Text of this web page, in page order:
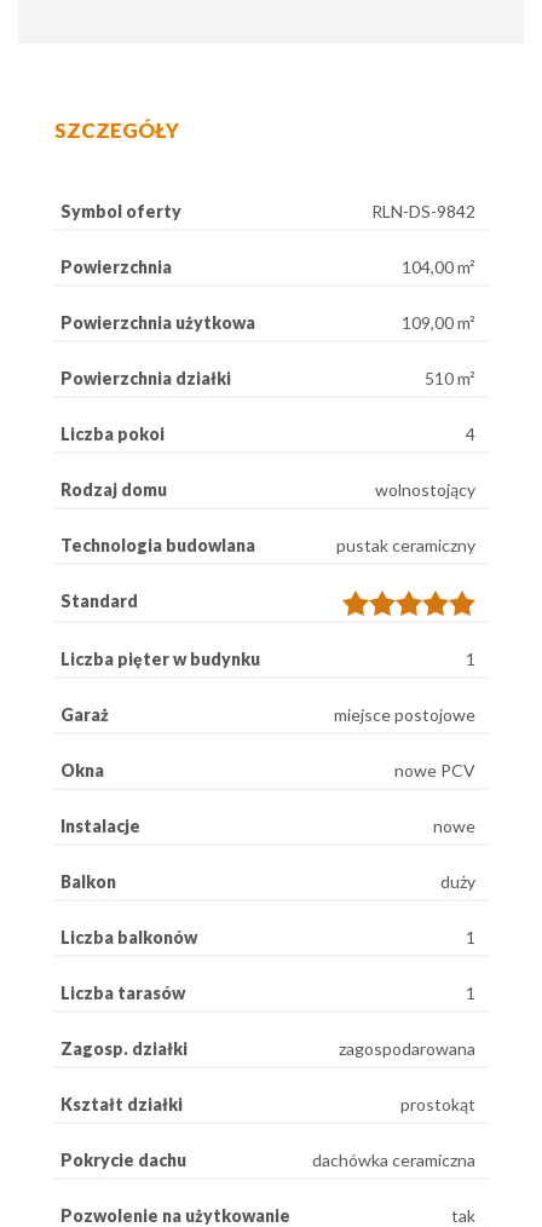
SZCZEGÓŁY
Symbol oferty RLN-DS-9842
Powierzchnia 104,00 m²
Powierzchnia użytkowa 109,00 m²
Powierzchnia działki 510 m²
Liczba pokoi 4
Rodzaj domu wolnostojący
Technologia budowlana pustak ceramiczny
Standard
Liczba pięter w budynku 1
Garaż miejsce postojowe
Okna nowe PCV
Instalacje nowe
Balkon duży
Liczba balkonów 1
Liczba tarasów 1
Zagosp. działki zagospodarowana
Kształt działki prostokąt
Pokrycie dachu dachówka ceramiczna
Pozwolenie na użytkowanie tak